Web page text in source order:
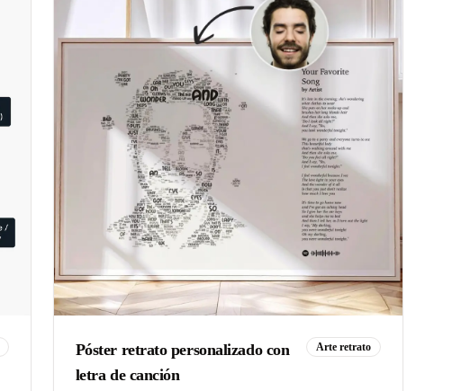
Póster retrato personalizado con
letra de canción
Arte retrato